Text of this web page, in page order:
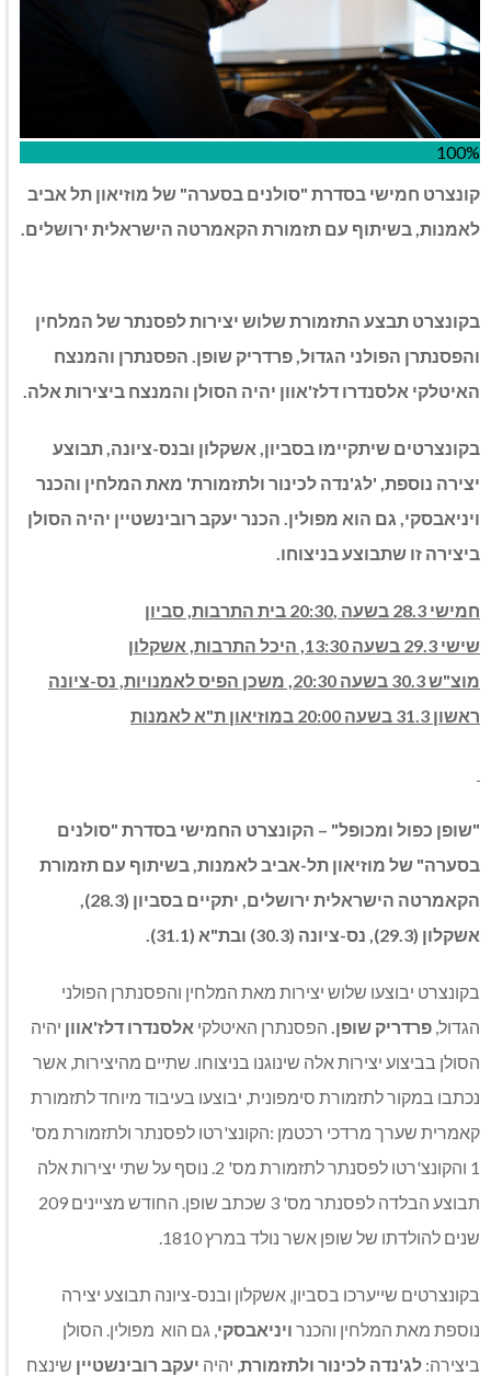
100%
קונצרט חמישי בסדרת "סולנים בסערה" של מוזיאון תל אביב
לאמנות, בשיתוף עם תזמורת הקאמרטה הישראלית ירושלים.
בקונצרט תבצע התזמורת שלוש יצירות לפסנתר של המלחין
והפסנתרן הפולני הגדול, פרדריק שופן. הפסנתרן והמנצח
האיטלקי אלסנדרו דלז'אוון יהיה הסולן והמנצח ביצירות אלה.
בקונצרטים שיתקיימו בסביון, אשקלון ובנס-ציונה, תבוצע
יצירה נוספת, 'לג'נדה לכינור ולתזמורת' מאת המלחין והכנר
ויניאבסקי, גם הוא מפולין. הכנר יעקב רובינשטיין יהיה הסולן
ביצירה זו שתבוצע בניצוחו.
חמישי 28.3 בשעה ,20:30 בית התרבות, סביון
שישי 29.3 בשעה 13:30, היכל התרבות, אשקלון
מוצ"ש 30.3 בשעה 20:30, משכן הפיס לאמנויות, נס-ציונה
ראשון 31.3 בשעה 20:00 במוזיאון ת"א לאמנות
"שופן כפול ומכופל" – הקונצרט החמישי בסדרת "סולנים
בסערה" של מוזיאון תל-אביב לאמנות, בשיתוף עם תזמורת
הקאמרטה הישראלית ירושלים, יתקיים בסביון (28.3),
אשקלון (29.3), נס-ציונה (30.3) ובת"א (31.1).
בקונצרט יבוצעו שלוש יצירות מאת המלחין והפסנתרן הפולני
הגדול, פרדריק שופן. הפסנתרן האיטלקי אלסנדרו דלז'אוון יהיה
הסולן בביצוע יצירות אלה שינוגנו בניצוחו. שתיים מהיצירות, אשר
נכתבו במקור לתזמורת סימפונית, יבוצעו בעיבוד מיוחד לתזמורת
קאמרית שערך מרדכי רכטמן :הקונצ'רטו לפסנתר ולתזמורת מס'
1 והקונצ'רטו לפסנתר לתזמורת מס' 2. נוסף על שתי יצירות אלה
תבוצע הבלדה לפסנתר מס' 3 שכתב שופן. החודש מציינים 209
שנים להולדתו של שופן אשר נולד במרץ 1810.
בקונצרטים שייערכו בסביון, אשקלון ובנס-ציונה תבוצע יצירה
נוספת מאת המלחין והכנר ויניאבסקי, גם הוא מפולין. הסולן
ביצירה: לג'נדה לכינור ולתזמורת, יהיה יעקב רובינשטיין שינצח